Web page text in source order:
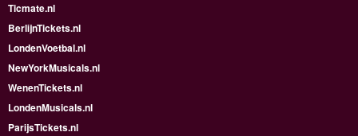
Ticmate.nl
BerlijnTickets.nl
LondenVoetbal.nl
NewYorkMusicals.nl
WenenTickets.nl
LondenMusicals.nl
ParijsTickets.nl